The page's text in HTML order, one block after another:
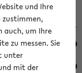
und Ihre
zustimmen,
auch, um Ihre
zu messen. Sie
unter
mit der